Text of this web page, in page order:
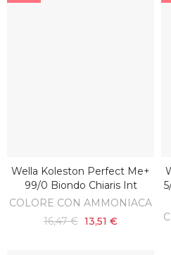
AGGIUNGI AL CARRELLO
Wella Koleston Perfect Me+
99/0 Biondo Chiaris Int
COLORE CON AMMONIACA
16,47 € 13,51 €